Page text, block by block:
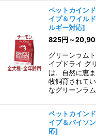
ペットカイン
イプ＆ワイル
ルギー対応]
825円 ～
グリーンラム
イプドライ グ
は、自然に恵
牧飼育されて
なグリーンラ
ペットカイン
イプ＆バイソン
応]